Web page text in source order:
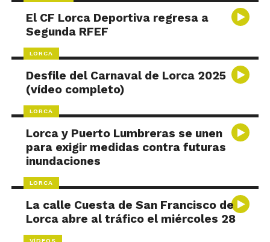
El CF Lorca Deportiva regresa a
Segunda RFEF
LORCA
Desfile del Carnaval de Lorca 2025
(vídeo completo)
LORCA
Lorca y Puerto Lumbreras se unen
para exigir medidas contra futuras
inundaciones
LORCA
La calle Cuesta de San Francisco de
Lorca abre al tráfico el miércoles 28
VÍDEOS